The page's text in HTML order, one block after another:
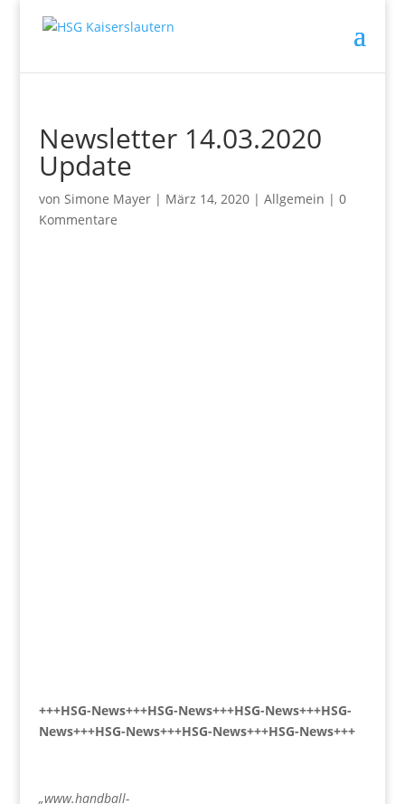
Newsletter 14.03.2020
Update
von Simone Mayer| März 14, 2020| Allgemein | 0
Kommentare
+++HSG-News+++HSG-News+++HSG-News+++HSG-
News+++HSG-News+++HSG-News+++HSG-News+++
„www.handball-